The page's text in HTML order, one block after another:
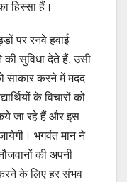
हिस्सा हैं।
पर रनवे हवाई
सुविधा देते हैं, उसी
साकार करने में मदद
के विचारों को
जा रहे हैं और इस
भगवंत मान ने
की अपनी
के लिए हर संभव